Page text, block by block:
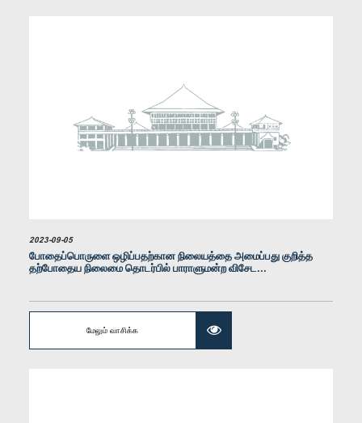
உறுப்பினர்
2023-09-05
போதைப்பொருளை ஒழிப்பதற்கான நிலையத்தை அமைப்பது குறித்த
தற்போதைய நிலைமை தொடர்பில் பாராளுமன்ற விசேட...
மேலும் வாசிக்க